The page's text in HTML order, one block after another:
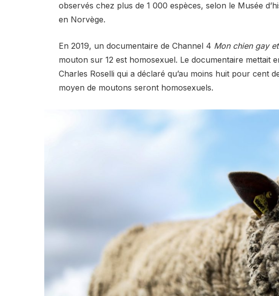
observés chez plus de 1 000 espèces, selon le Musée
en Norvège.
En 2019, un documentaire de Channel 4 Mon chien gay
mouton sur 12 est homosexuel. Le documentaire mettait
Charles Roselli qui a déclaré qu’au moins huit pour cent
moyen de moutons seront homosexuels.